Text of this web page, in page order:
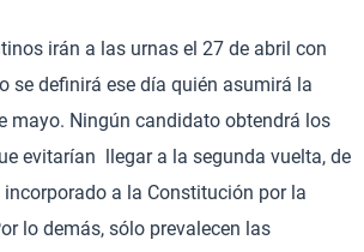
irán a las urnas el 27 de abril con
se definirá ese día quién asumirá la
mayo. Ningún candidato obtendrá los
evitarían llegar a la segunda vuelta, de
a la Constitución por la
lo demás, sólo prevalecen las